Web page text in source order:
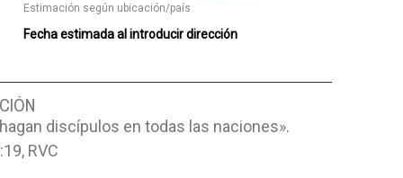
Estimación según ubicación/país
Fecha estimada al introducir dirección
discípulos en todas las naciones».
RVC